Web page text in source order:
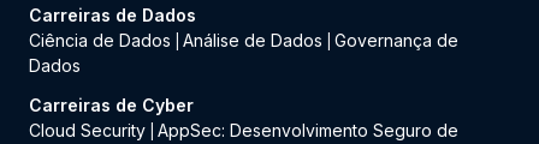
Carreiras de Dados
Ciência de Dados
Análise de Dados
Governança de
Dados
Carreiras de Cyber
Cloud Security AppSec: Desenvolvimento Seguro de